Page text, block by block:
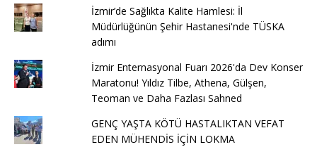
İzmir’de Sağlıkta Kalite Hamlesi: İl
Müdürlüğünün Şehir Hastanesi'nde TÜSKA
adımı
İzmir Enternasyonal Fuarı 2026'da Dev Konser
Maratonu! Yıldız Tilbe, Athena, Gülşen,
Teoman ve Daha Fazlası Sahned
GENÇ YAŞTA KÖTÜ HASTALIKTAN VEFAT
EDEN MÜHENDİS İÇİN LOKMA